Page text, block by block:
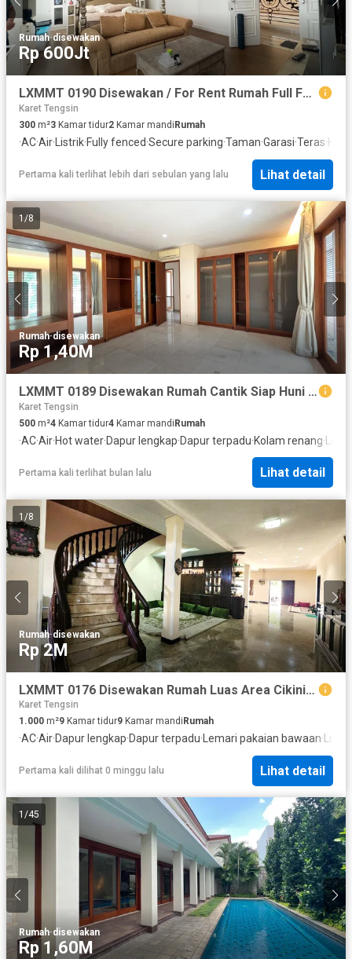
Rumah·disewakan
Rp 600Jt
LXMMT 0190 Disewakan / For Rent Rumah Full Furnished Menteng Jakarta Pusat
Karet Tengsin
300 m²3 Kamar tidur2 Kamar mandi Rumah
·AC·Air·Listrik·Fully fenced·Secure parking·Taman·Garasi·Teras·
Pertama kali terlihat lebih dari sebulan yang lalu Lihat detail
1 /8
Rumah·disewakan
Rp 1,40M
LXMMT 0189 Disewakan Rumah Cantik Siap Huni Dengan Kolam Renang Di Area Menteng Jakarta Pusat
Karet Tengsin
500 m²4 Kamar tidur4 Kamar mandiRumah
·AC·Air·Hot water·Dapur lengkap·Dapur terpadu·Kolam renang·
Pertama kali terlihat bulan lalu Lihat detail
1 /8
Rumah·disewakan
Rp 2M
LXMMT 0176 Disewakan Rumah Luas Area Cikini Menteng Jakarta Pusat Cocok Untuk Hunian atau Office
Karet Tengsin
1.000 m²9 Kamar tidur9 Kamar mandi Rumah
·AC·Air·Dapur lengkap·Dapur terpadu·Lemari pakaian bawaan·Listrik
Pertama kali dilihat 0 minggu lalu Lihat detail
1 /45
Rumah·disewakan
Rp 1,60M